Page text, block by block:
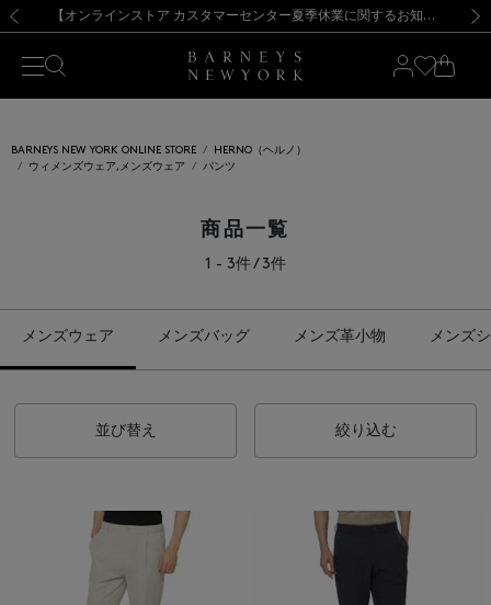
新規登録のお客様も対象！＜MY BARNEYS＞会員のお客様は11,000円（税込）以上のお買上げで常時送料無料！お買い物の際は会員登録を！
【夏季休業に伴う出荷一時停止のお知らせ】(2026.8.7) 【オンラインストア カスタマーセンター夏季休業に関するお知らせ】（2026.8.7）
【夏季休業に伴う返品・交換承り一時停止のお知らせ】（2026.8.5）
熊本県を中心とした地震の影響によるお荷物のお届けについて
【開催中】SUMMER SALEのご案内・ご注意事項 新規登録のお客様も対象！＜MY BARNEYS＞会員のお客様は11,000円（税込）以上のお買上げで常時送料無料！お買い物の際は会員登録を！
【夏季休業に伴う出荷一時停止のお知らせ】(2026.8.7)
BARNEYS NEW YORK ONLINE STORE
HERNO（ヘルノ）
ウィメンズウェア,メンズウェア
パンツ
商品一覧
1 - 3件 / 3件
メンズウェア メンズバッグ メンズ革小物 メンズ
並び替え 絞り込む